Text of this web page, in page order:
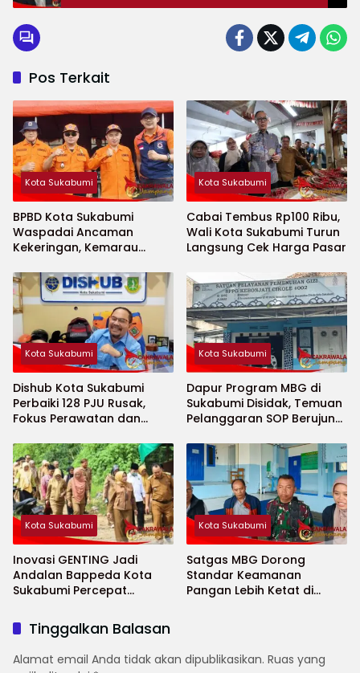
Pos Terkait
Kota Sukabumi
BPBD Kota Sukabumi
Waspadai Ancaman
Kekeringan, Kemarau
Cepat
Kota Sukabumi
Cabai Tembus Rp100 Ribu,
Wali Kota Sukabumi Turun
Langsung Cek Harga Pasar
Kota Sukabumi
Dishub Kota Sukabumi
Perbaiki 128 PJU Rusak,
Fokus Perawatan dan
Kota Sukabumi
Dapur Program MBG di
Sukabumi Disidak, Temuan
Pelanggaran SOP Berujung
Kota Sukabumi
Inovasi GENTING Jadi
Andalan Bappeda Kota
Sukabumi Percepat
Kota Sukabumi
Satgas MBG Dorong
Standar Keamanan
Pangan Lebih Ketat di
Tinggalkan Balasan
Alamat email Anda tidak akan dipublikasikan. Ruas yang